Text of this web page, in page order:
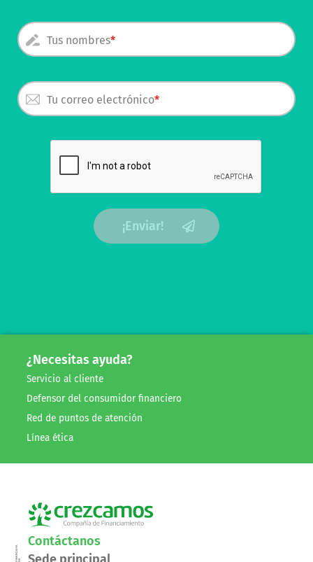
Tus nombres
Tu correo electrónico
¡Enviar!
¿Necesitas ayuda?
Servicio al cliente
Defensor del consumidor financiero
Red de puntos de atención
Línea ética
Contáctanos